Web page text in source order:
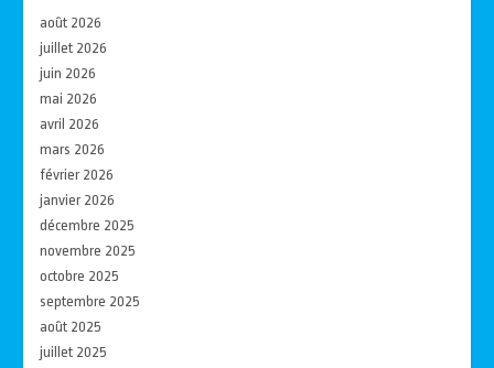
août 2026
juillet 2026
juin 2026
mai 2026
avril 2026
mars 2026
février 2026
janvier 2026
décembre 2025
novembre 2025
octobre 2025
septembre 2025
août 2025
juillet 2025